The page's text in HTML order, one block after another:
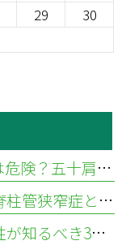
29
30
肩を上げると痛い…無理な体操は危険？五十肩と腱板断裂の違いと見分け方
60代で歩くと脚が痛む原因は？脊柱管狭窄症と血流障害の違い
階段で膝が痛い原因は？40代女性が知るべき3つの疾患と対処法